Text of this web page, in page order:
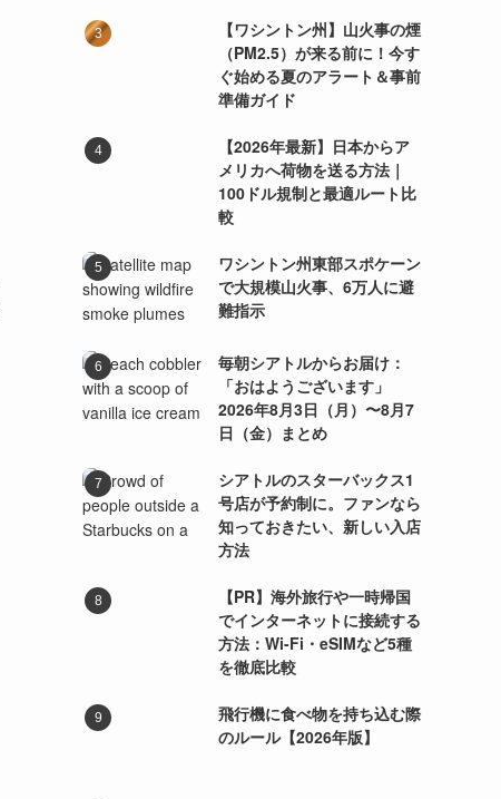
【ワシントン州】山火事の煙
（PM2.5）が来る前に！今す
ぐ始める夏のアラート＆事前
準備ガイド
【2026年最新】日本からア
メリカへ荷物を送る方法｜
100ドル規制と最適ルート比
較
ワシントン州東部スポケーン
で大規模山火事、6万人に避
難指示
毎朝シアトルからお届け：
「おはようございます」
2026年8月3日（月）〜8月7
日（金）まとめ
シアトルのスターバックス1
号店が予約制に。ファンなら
知っておきたい、新しい入店
方法
【PR】海外旅行や一時帰国
でインターネットに接続する
方法：Wi-Fi・eSIMなど5種
を徹底比較
飛行機に食べ物を持ち込む際
のルール【2026年版】